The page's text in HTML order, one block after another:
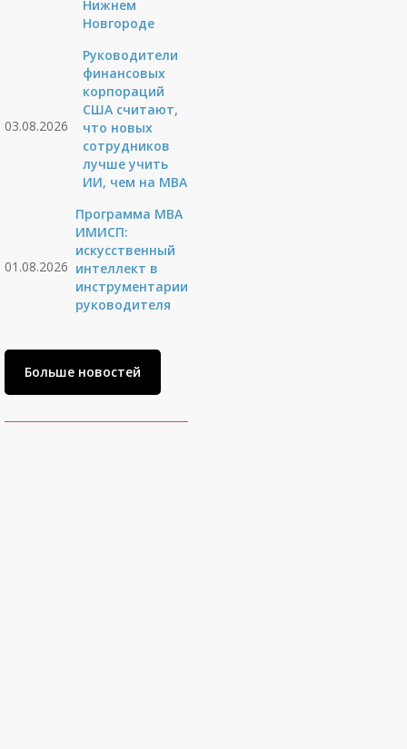
Нижнем
Новгороде
03.08.2026
Руководители
финансовых
корпораций
США считают,
что новых
сотрудников
лучше учить
ИИ, чем на МВА
01.08.2026
Программа MBA
ИМИСП:
искусственный
интеллект в
инструментарии
руководителя
Больше новостей